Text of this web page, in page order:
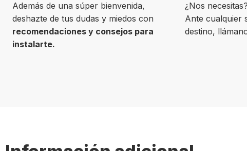
Además de una súper bienvenida,
deshazte de tus dudas y miedos con
recomendaciones y consejos para
instalarte.
¿Nos necesitas?
Ante cualquier
destino,